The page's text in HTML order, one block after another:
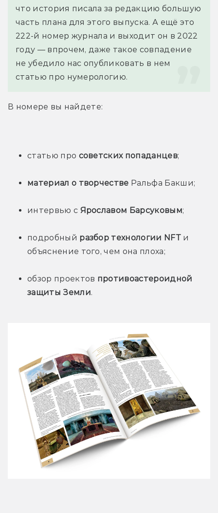
что история писала за редакцию большую
часть плана для этого выпуска. А ещё это
222-й номер журнала и выходит он в 2022
году — впрочем, даже такое совпадение
не убедило нас опубликовать в нем
статью про нумерологию.
В номере вы найдете:
статью про советских попаданцев;
материал о творчестве Ральфа Бакши;
интервью с Ярославом Барсуковым;
подробный разбор технологии NFT и
объяснение того, чем она плоха;
обзор проектов противоастероидной
защиты Земли.